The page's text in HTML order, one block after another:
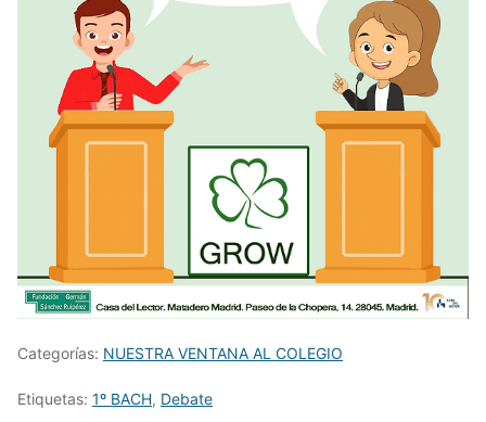
Categorías: NUESTRA VENTANA AL COLEGIO
Etiquetas: 1º BACH, Debate